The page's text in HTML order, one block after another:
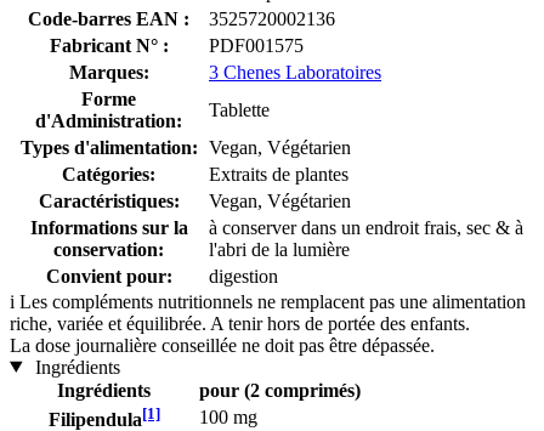
Code-barres EAN :
3525720002136
Fabricant N° :
PDF001575
Marques:
3 Chenes Laboratoires
Forme
d'Administration:
Tablette
Types d'alimentation: Vegan, Végétarien
Catégories:
Extraits de plantes
Caractéristiques:
Vegan, Végétarien
Informations sur la
conservation:
à conserver dans un endroit frais, sec & à
l'abri de la lumière
Convient pour:
digestion
i Les compléments nutritionnels ne remplacent pas une alimentation
riche, variée et équilibrée. A tenir hors de portée des enfants.
La dose journalière conseillée ne doit pas être dépassée.
Ingrédients
Ingrédients
pour (2 comprimés)
Filipendula[1]
100 mg